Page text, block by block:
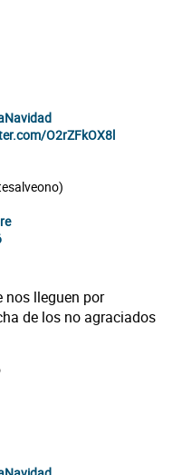
O2rZFkOX8l
nos lleguen por
de los no agraciados